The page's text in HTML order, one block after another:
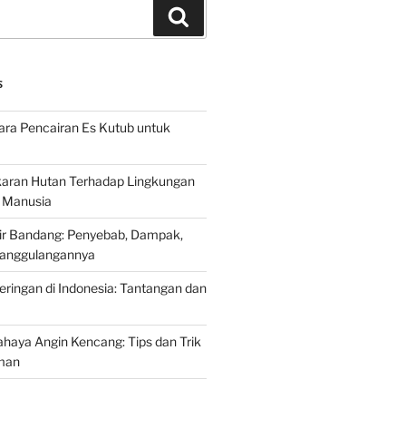
Pencairan Es Kutub untuk
Hutan Terhadap Lingkungan
Bandang: Penyebab, Dampak,
di Indonesia: Tantangan dan
Angin Kencang: Tips dan Trik